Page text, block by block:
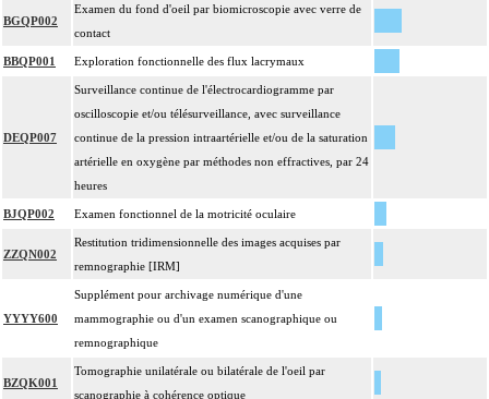
BGQP002
Examen du fond d'oeil par biomicroscopie avec verre de
contact
BBQP001 Exploration fonctionnelle des flux lacrymaux
DEQP007
Surveillance continue de l'électrocardiogramme par
oscilloscopie et/ou télésurveillance, avec surveillance
continue de la pression intraartérielle et/ou de la saturation
artérielle en oxygène par méthodes non effractives, par 24
heures
BJQP002 Examen fonctionnel de la motricité oculaire
ZZQN002
Restitution tridimensionnelle des images acquises par
remnographie [IRM]
YYYY600
Supplément pour archivage numérique d'une
mammographie ou d'un examen scanographique ou
remnographique
BZQK001
Tomographie unilatérale ou bilatérale de l'oeil par
scanographie à cohérence optique